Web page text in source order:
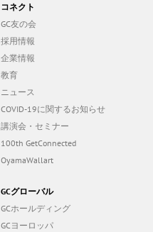
コネクト
GC友の会
採用情報
企業情報
教育
ニュース
COVID-19に関するお知らせ
講演会・セミナー
100th GetConnected
OyamaWallart
GCグローバル
GCホールディング
GCヨーロッパ